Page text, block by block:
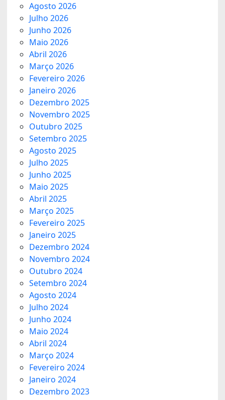
Agosto 2026
Julho 2026
Junho 2026
Maio 2026
Abril 2026
Março 2026
Fevereiro 2026
Janeiro 2026
Dezembro 2025
Novembro 2025
Outubro 2025
Setembro 2025
Agosto 2025
Julho 2025
Junho 2025
Maio 2025
Abril 2025
Março 2025
Fevereiro 2025
Janeiro 2025
Dezembro 2024
Novembro 2024
Outubro 2024
Setembro 2024
Agosto 2024
Julho 2024
Junho 2024
Maio 2024
Abril 2024
Março 2024
Fevereiro 2024
Janeiro 2024
Dezembro 2023